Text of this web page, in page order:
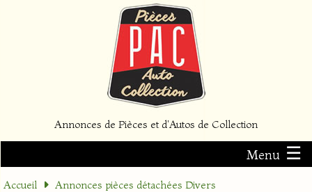
Annonces de Pièces et d'Autos de Collection
Menu ☰
Accueil Annonces pièces détachées Divers